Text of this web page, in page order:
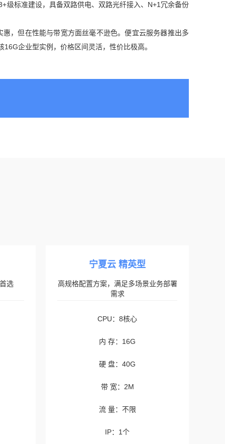
级标准建设，具备双路供电、双路光纤接入、N+1冗余备份
，但在性能与带宽方面丝毫不逊色。便宜云服务器推出多
企业型实例，价格区间灵活，性价比极高。
选
宁夏云 精英型
高规格配置方案，满足多场景业务部署
需求
CPU：8核心
内 存：16G
硬 盘：40G
带 宽：2M
流 量：不限
IP：1个